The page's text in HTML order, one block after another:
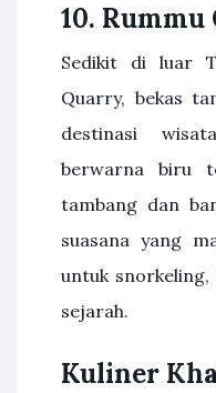
10.
Sedikit di luar
Quarry, bekas
destinasi
berwarna biru
tambang dan
suasana yang
untuk
sejarah.
Kuliner